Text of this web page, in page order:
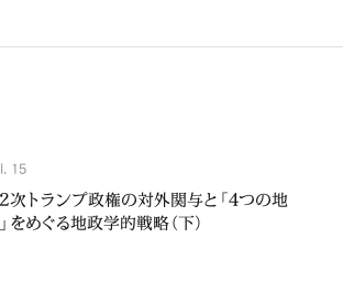
15
次トランプ政権の対外関与と「4つの地
をめぐる地政学的戦略（下）